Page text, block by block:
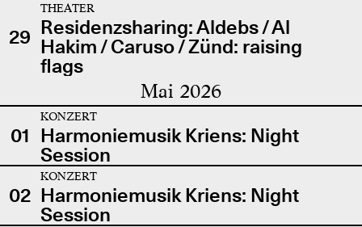
29
THEATER
Residenzsharing: Aldebs / Al
Hakim / Caruso / Zünd: raising
flags
Mai 2026
01
KONZERT
Harmoniemusik Kriens: Night
Session
02
KONZERT
Harmoniemusik Kriens: Night
Session